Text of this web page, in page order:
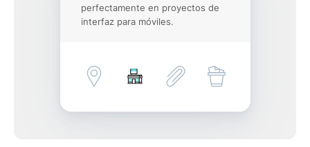
perfectamente en proyectos de
interfaz para móviles.